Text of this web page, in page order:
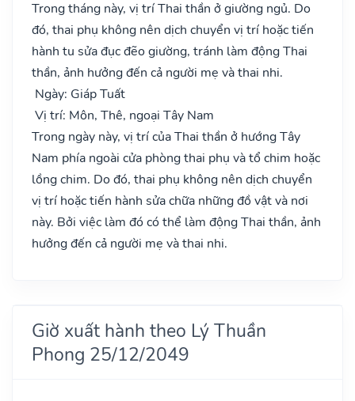
Trong tháng này, vị trí Thai thần ở giường ngủ. Do
đó, thai phụ không nên dịch chuyển vị trí hoặc tiến
hành tu sửa đục đẽo giường, tránh làm động Thai
thần, ảnh hưởng đến cả người mẹ và thai nhi.
Ngày: Giáp Tuất
Vị trí: Môn, Thê, ngoại Tây Nam
Trong ngày này, vị trí của Thai thần ở hướng Tây
Nam phía ngoài cửa phòng thai phụ và tổ chim hoặc
lồng chim. Do đó, thai phụ không nên dịch chuyển
vị trí hoặc tiến hành sửa chữa những đồ vật và nơi
này. Bởi việc làm đó có thể làm động Thai thần, ảnh
hưởng đến cả người mẹ và thai nhi.
Giờ xuất hành theo Lý Thuần
Phong 25/12/2049